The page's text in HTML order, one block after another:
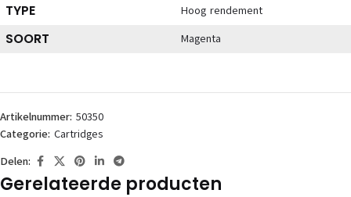
TYPE Hoog rendement
SOORT Magenta
Artikelnummer: 50350
Categorie: Cartridges
Delen:
Gerelateerde producten